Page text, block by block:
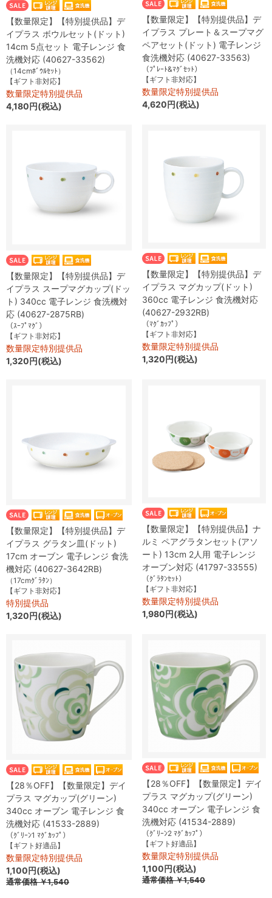
【数量限定】【特別提供品】デ
イプラス ボウルセット(ドット)
14cm 5点セット 電子レンジ 食
洗機対応 (40627-33562)
（14cmﾎﾞｳﾙｾｯﾄ）
【ギフト非対応】
数量限定特別提供品
4,180円(税込)
【数量限定】【特別提供品】デ
イプラス プレート＆スープマグ
ペアセット(ドット) 電子レンジ
食洗機対応 (40627-33563)
（ﾌﾟﾚｰﾄ&ﾏｸﾞｾｯﾄ）
【ギフト非対応】
数量限定特別提供品
4,620円(税込)
【数量限定】【特別提供品】デ
イプラス スープマグカップ(ドッ
ト) 340cc 電子レンジ 食洗機対
応 (40627-2875RB)
（ｽｰﾌﾟﾏｸﾞ）
【ギフト非対応】
数量限定特別提供品
1,320円(税込)
【数量限定】【特別提供品】デ
イプラス マグカップ(ドット)
360cc 電子レンジ 食洗機対応
(40627-2932RB)
（ﾏｸﾞｶｯﾌﾟ）
【ギフト非対応】
数量限定特別提供品
1,320円(税込)
【数量限定】【特別提供品】デ
イプラス グラタン皿(ドット)
17cm オーブン 電子レンジ 食洗
機対応 (40627-3642RB)
（17cmｸﾞﾗﾀﾝ）
【ギフト非対応】
特別提供品
1,320円(税込)
【数量限定】【特別提供品】ナ
ルミ ペアグラタンセット(アソ
ート) 13cm 2人用 電子レンジ
オーブン対応 (41797-33555)
（ｸﾞﾗﾀﾝｾｯﾄ）
【ギフト非対応】
数量限定特別提供品
1,980円(税込)
【28％OFF】【数量限定】デイ
プラス マグカップ(グリーン)
340cc オーブン 電子レンジ 食
洗機対応 (41533-2889)
（ｸﾞﾘｰﾝ1 ﾏｸﾞｶｯﾌﾟ）
【ギフト好適品】
数量限定特別提供品
1,100円(税込)
通常価格￥1,540
【28％OFF】【数量限定】デイ
プラス マグカップ(グリーン)
340cc オーブン 電子レンジ 食
洗機対応 (41534-2889)
（ｸﾞﾘｰﾝ2 ﾏｸﾞｶｯﾌﾟ）
【ギフト好適品】
数量限定特別提供品
1,100円(税込)
通常価格￥1,540